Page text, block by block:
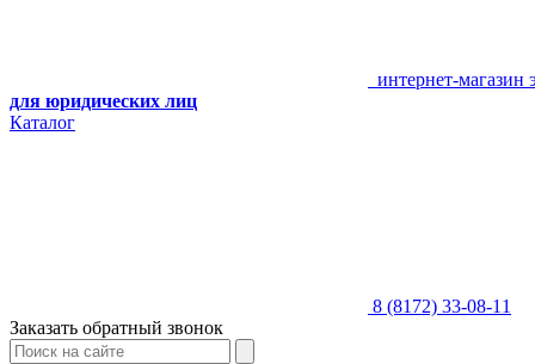
интернет-магазин
для юридических лиц
Каталог
8 (8172) 33-08-11
Заказать обратный звонок